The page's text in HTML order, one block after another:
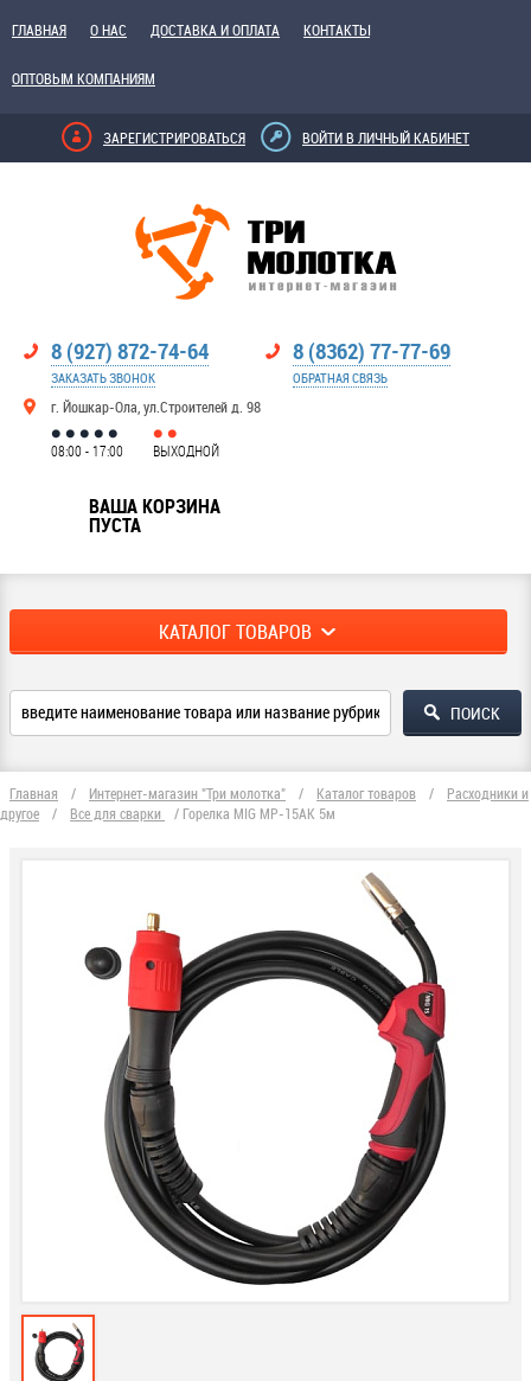
ГЛАВНАЯ О НАС ДОСТАВКА И ОПЛАТА КОНТАКТЫ
ОПТОВЫМ КОМПАНИЯМ
ЗАРЕГИСТРИРОВАТЬСЯ ВОЙТИ В ЛИЧНЫЙ КАБИНЕТ
8 (927) 872-74-64
ЗАКАЗАТЬ ЗВОНОК
г. Йошкар-Ола, ул.Строителей д. 98
8 (8362) 77-77-69
ОБРАТНАЯ СВЯЗЬ
08:00 - 17:00 ВЫХОДНОЙ
ВАША КОРЗИНА
ПУСТА
КАТАЛОГ ТОВАРОВ
Главная / Интернет-магазин "Три молотка" / Каталог товаров /
Расходники и
другое
/ Все для сварки / Горелка MIG МP-15АК 5м